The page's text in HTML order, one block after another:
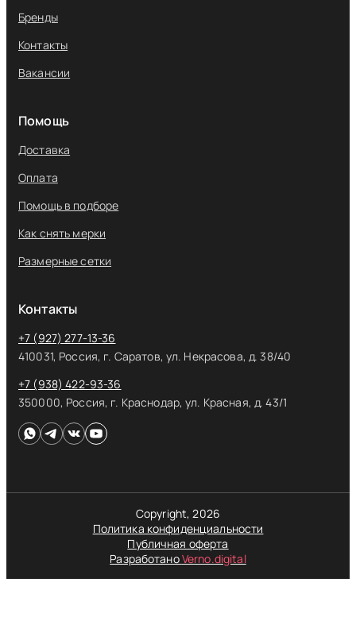
Бренды
Контакты
Вакансии
Помощь
Доставка
Оплата
Помощь в подборе
Как снять мерки
Размерные сетки
Контакты
+7 (927) 277-13-36
410031, Россия, г. Саратов, ул. Некрасова, д. 38/40
+7 (938) 422-93-36
350000, Россия, г. Краснодар, ул. Красная, д. 43/1
Copyright, 2026
Политика конфиденциальности
Публичная оферта
РазработаноVerno.digital